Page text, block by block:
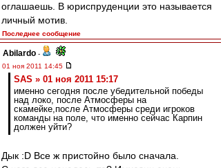
оглашаешь. В юриспруденции это называется
личный мотив.
Последнее сообщение
Abilardo -
01 ноя 2011 14:45
SAS » 01 ноя 2011 15:17
именно сегодня после убедительной победы
над локо, после Атмосферы на
скамейке,после Атмосферы среди игроков
команды на поле, что именно сейчас Карпин
должен уйти?
Дык :D Все ж пристойно было сначала.